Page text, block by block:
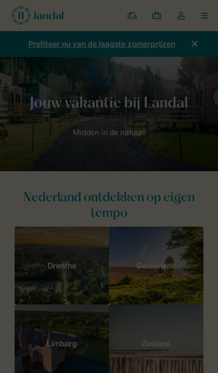
Parken
Mijn
boekingen
Open
de
dropdown
mijn
account
Profiteer nu van de laagste zomerprijzen
Nederland ontdekken op eigen
tempo
Drenthe Gelderland
Limburg Zeeland